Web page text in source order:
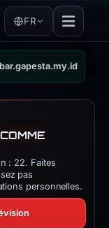
FR
: 22. Faites
pas
personnelles.